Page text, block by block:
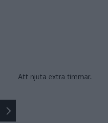
Att njuta extra timmar.